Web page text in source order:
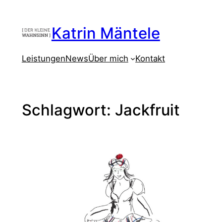
springen
Katrin Mäntele
LeistungenNewsÜber mich Kontakt
Schlagwort: Jackfruit